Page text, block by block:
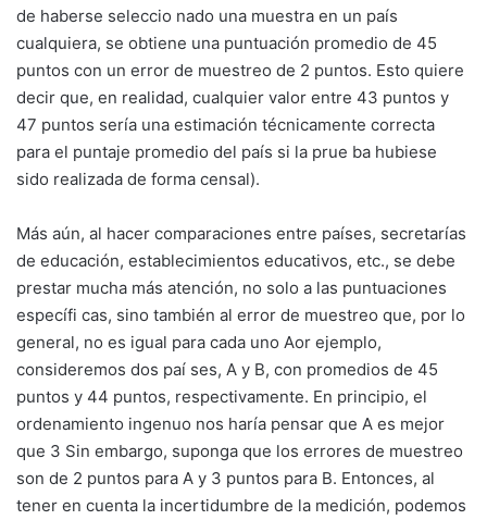
de haberse seleccio nado una muestra en un país
cualquiera, se obtiene una puntuación promedio de 45
puntos con un error de muestreo de 2 puntos. Esto quiere
decir que, en realidad, cualquier valor entre 43 puntos y
47 puntos sería una estimación técnicamente correcta
para el puntaje promedio del país si la prue ba hubiese
sido realizada de forma censal).
Más aún, al hacer comparaciones entre países, secretarías
de educación, establecimientos educativos, etc., se debe
prestar mucha más atención, no solo a las puntuaciones
específi cas, sino también al error de muestreo que, por lo
general, no es igual para cada uno Aor ejemplo,
consideremos dos paí ses, A y B, con promedios de 45
puntos y 44 puntos, respectivamente. En principio, el
ordenamiento ingenuo nos haría pensar que A es mejor
que 3 Sin embargo, suponga que los errores de muestreo
son de 2 puntos para A y 3 puntos para B. Entonces, al
tener en cuenta la incertidumbre de la medición, podemos